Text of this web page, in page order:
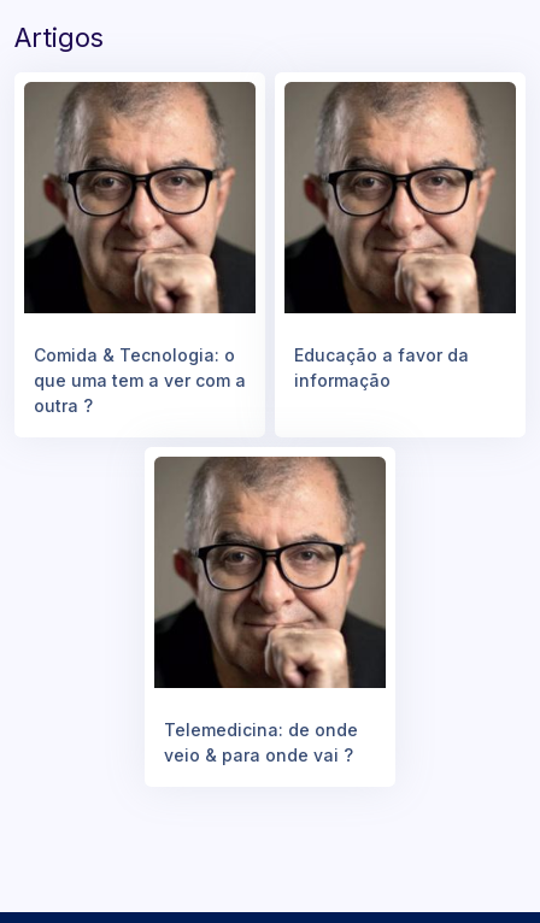
Artigos
Comida & Tecnologia: o
que uma tem a ver com a
outra ?
Educação a favor da
informação
Telemedicina: de onde
veio & para onde vai ?